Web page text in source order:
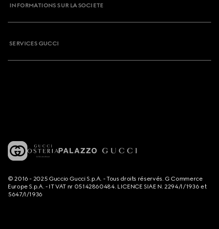
INFORMATIONS SUR LA SOCIETE
SERVICES GUCCI
© 2016 - 2025 Guccio Gucci S.p.A. - Tous droits réservés. G Commerce
Europe S.p.A. - IT VAT nr 05142860484. LICENCE SIAE N. 2294/I/1936 et
5647/I/1936